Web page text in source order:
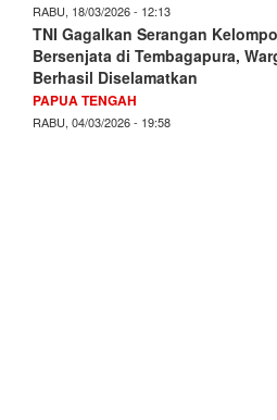
RABU, 18/03/2026 - 12:13
TNI Gagalkan Serangan
Bersenjata di Tembagapura,
Berhasil Diselamatkan
PAPUA TENGAH
RABU, 04/03/2026 - 19:58